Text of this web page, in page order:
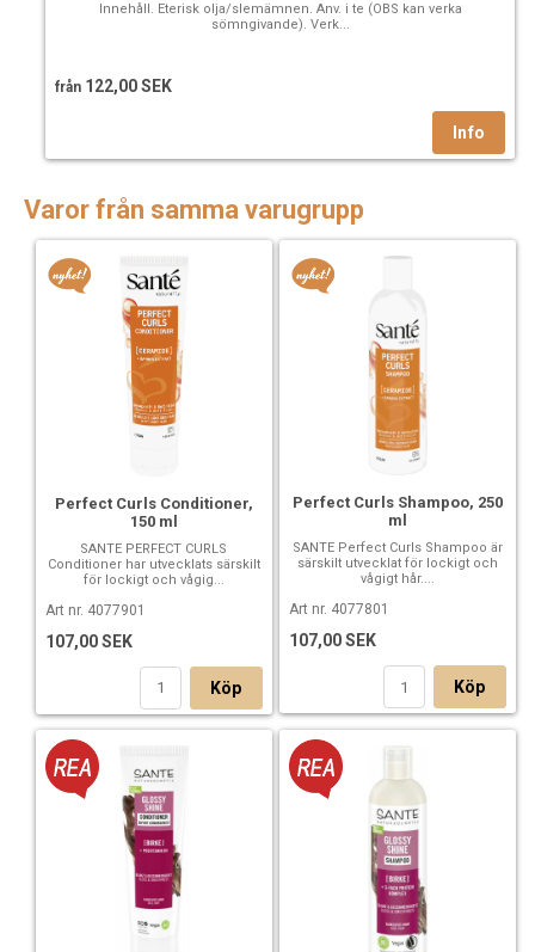
Innehåll. Eterisk olja/slemämnen. Anv. i te (OBS kan verka
sömngivande). Verk...
från 122,00 SEK
Varor från samma varugrupp
Perfect Curls Conditioner,
150 ml
SANTE PERFECT CURLS
Conditioner har utvecklats särskilt
för lockigt och vågig...
Art nr. 4077901
107,00 SEK
Köp
Perfect Curls Shampoo, 250
ml
SANTE Perfect Curls Shampoo är
särskilt utvecklat för lockigt och
vågigt hår....
Art nr. 4077801
107,00 SEK
Köp